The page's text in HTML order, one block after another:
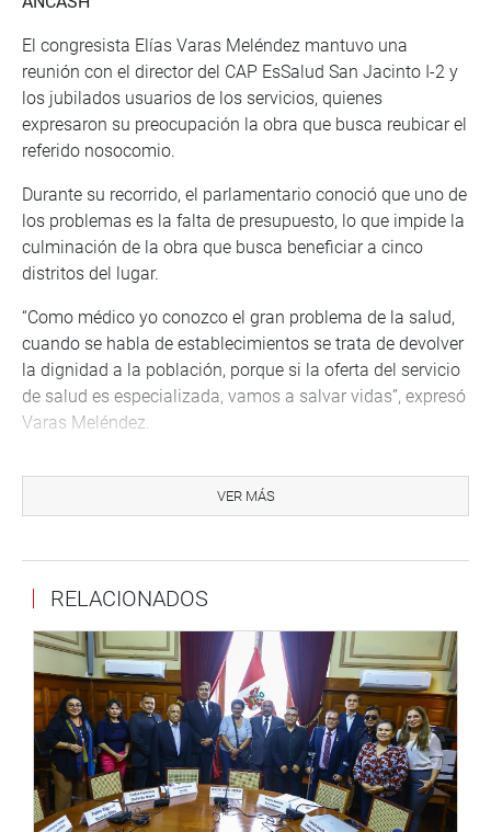
El congresista Elías Varas Meléndez mantuvo una
reunión con el director del CAP EsSalud San Jacinto I-2 y
los jubilados usuarios de los servicios, quienes
expresaron su preocupación la obra que busca reubicar el
referido nosocomio.
Durante su recorrido, el parlamentario conoció que uno de
los problemas es la falta de presupuesto, lo que impide la
culminación de la obra que busca beneficiar a cinco
distritos del lugar.
“Como médico yo conozco el gran problema de la salud,
cuando se habla de establecimientos se trata de devolver
la dignidad a la población, porque si la oferta del servicio
de salud es especializada, vamos a salvar vidas”, expresó
Varas Meléndez.
TACNA
VER MÁS
RELACIONADOS